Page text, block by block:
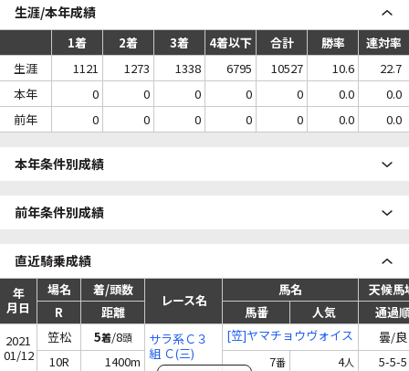
生涯/本年成績
1着 2着 3着 4着以下 合計 勝率
連対率
生涯
1121 1273 1338 6795 10527 10.6
22.7
本年
0 0 0 0 0 0.0
0.0
前年
0 0 0 0 0 0.0 0.0
本年条件別成績
前年条件別成績
直近騎乗成績
年
月日
場名 着/頭数
レース名
馬名
天候馬
R
距離 馬番 人気
通過
2021
01/12
笠松 5着/8頭
サラ系Ｃ３
組 Ｃ(三)
[笠]ヤマチョウヴォイス
曇/良
10R
1400m 7番 4人
5-5-5